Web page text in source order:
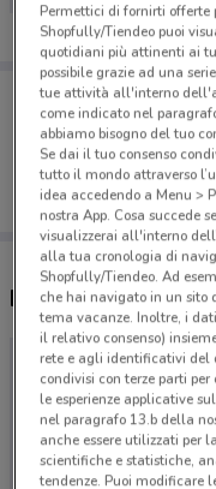
Porta
Puoi trovare
salvarle e
dal tuo
Negozi Majestic
Permettici di fornirti offerte
Shopfully/Tiendeo puoi
quotidiani più attinenti ai
possibile grazie ad una
tue attività all'interno
come indicato nel
abbiamo bisogno del tuo
Se dai il tuo consenso
tutto il mondo attraverso
idea accedendo a Menu >
nostra App. Cosa succede
visualizzerai all'interno
alla tua cronologia di
Shopfully/Tiendeo. Ad
che hai navigato in un sito
tema vacanze. Inoltre, i
il relativo consenso)
rete e agli identificativi del
condivisi con terze parti
le esperienze applicative
nel paragrafo 13.b della
anche essere utilizzati per
scientifiche e statistiche,
tendenze. Puoi modificare